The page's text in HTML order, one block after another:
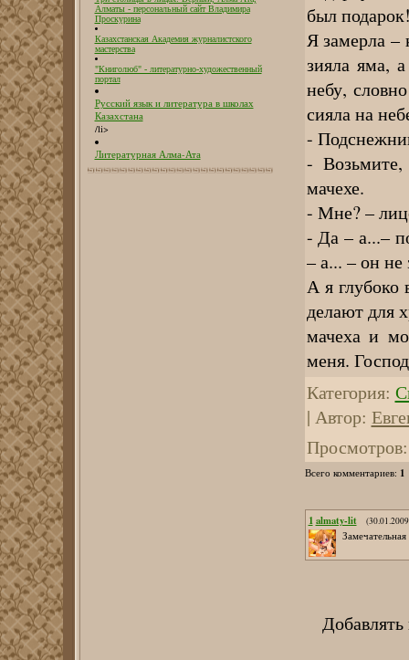
Алматы - персональный сайт Владимира
Проскурина
Казахстанская Академия журналистского
мастерства
"Книголюб" - литературно-художественный
портал
Русский язык и литература в школах
Казахстана
/li>
Литературная Алма-Ата
был
Я замерла –
зияла яма,
небу,
сияла на
-
- Возьмите,
мачехе.
- Мне? –
- Да – а...–
– а... – он не
А я глубоко
делают для
мачеха и
меня.
Категория:
| Автор:
Просмотров:
Всего комментариев: 1
1 almaty-lit